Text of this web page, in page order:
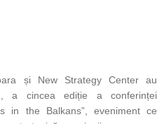
și New Strategy Center au
a cincea ediție a conferinței
in the Balkans”, eveniment ce